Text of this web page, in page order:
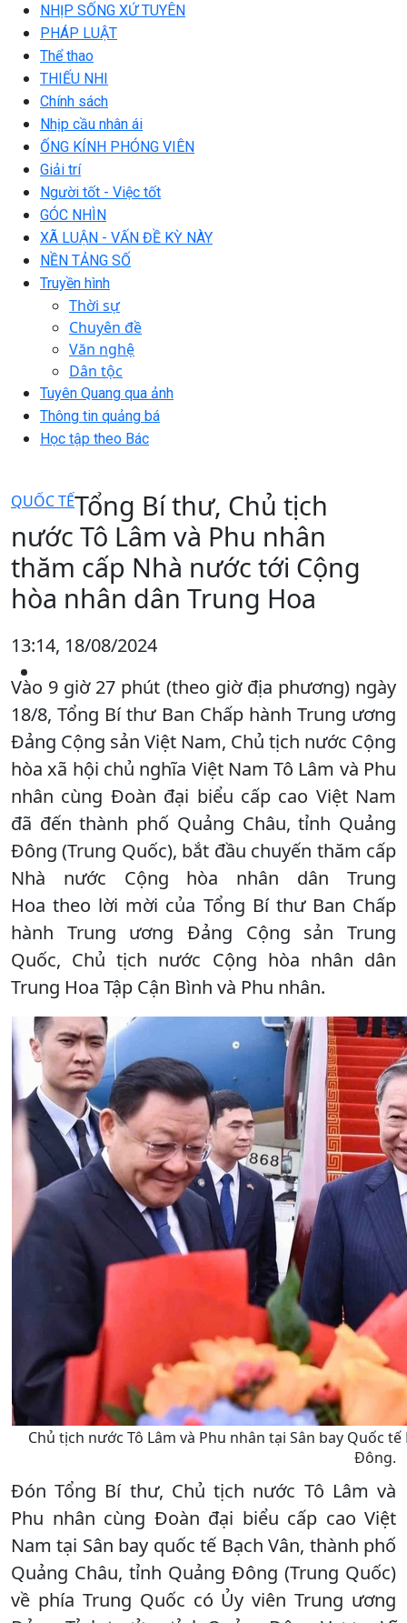
NHỊP SỐNG XỨ TUYÊN
PHÁP LUẬT
Thể thao
THIẾU NHI
Chính sách
Nhịp cầu nhân ái
ỐNG KÍNH PHÓNG VIÊN
Giải trí
Người tốt - Việc tốt
GÓC NHÌN
XÃ LUẬN - VẤN ĐỀ KỲ NÀY
NỀN TẢNG SỐ
Truyền hình
Thời sự
Chuyên đề
Văn nghệ
Dân tộc
Tuyên Quang qua ảnh
Thông tin quảng bá
Học tập theo Bác
QUỐC TẾTổng Bí thư, Chủ tịch
nước Tô Lâm và Phu nhân
thăm cấp Nhà nước tới Cộng
hòa nhân dân Trung Hoa
13:14, 18/08/2024
Vào 9 giờ 27 phút (theo giờ địa phương) ngày
18/8, Tổng Bí thư Ban Chấp hành Trung ương
Đảng Cộng sản Việt Nam, Chủ tịch nước Cộng
hòa xã hội chủ nghĩa Việt Nam Tô Lâm và Phu
nhân cùng Đoàn đại biểu cấp cao Việt Nam
đã đến thành phố Quảng Châu, tỉnh Quảng
Đông (Trung Quốc), bắt đầu chuyến thăm cấp
Nhà nước Cộng hòa nhân dân Trung
Hoa theo lời mời của Tổng Bí thư Ban Chấp
hành Trung ương Đảng Cộng sản Trung
Quốc, Chủ tịch nước Cộng hòa nhân dân
Trung Hoa Tập Cận Bình và Phu nhân.
Chủ tịch nước Tô Lâm và Phu nhân tại Sân bay Quốc
Đông.
Đón Tổng Bí thư, Chủ tịch nước Tô Lâm và
Phu nhân cùng Đoàn đại biểu cấp cao Việt
Nam tại Sân bay quốc tế Bạch Vân, thành phố
Quảng Châu, tỉnh Quảng Đông (Trung Quốc)
về phía Trung Quốc có Ủy viên Trung ương